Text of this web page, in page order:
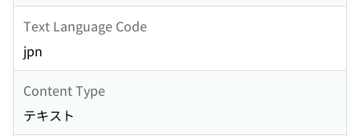
Text Language Code
jpn
Content Type
テキスト